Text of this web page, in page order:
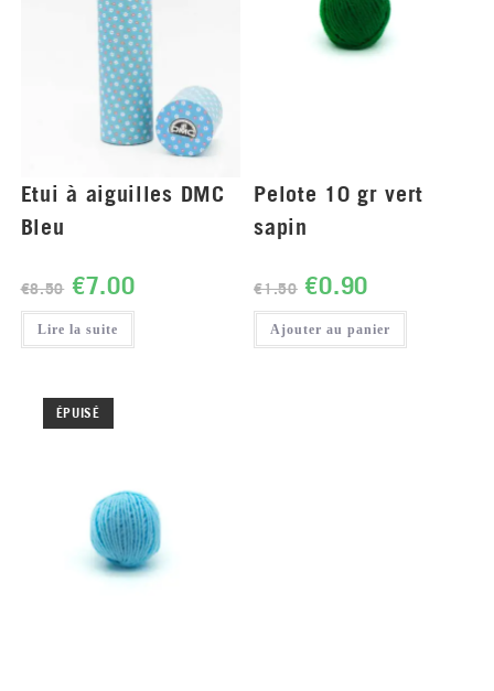
Etui à aiguilles DMC
Bleu
€8.50 €7.00
Lire la suite
Pelote 10 gr vert
sapin
€1.50 €0.90
Ajouter au panier
ÉPUISÉ